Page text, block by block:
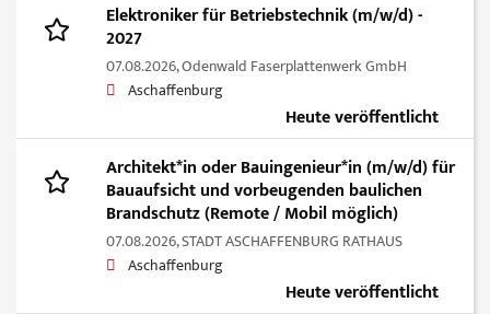
Elektroniker für Betriebstechnik (m/w/d) -
2027
07.08.2026,Odenwald Faserplattenwerk GmbH
Aschaffenburg
Heute veröffentlicht
Architekt*in oder Bauingenieur*in (m/w/d) für
Bauaufsicht und vorbeugenden baulichen
Brandschutz (Remote / Mobil möglich)
07.08.2026,STADT ASCHAFFENBURG RATHAUS
Aschaffenburg
Heute veröffentlicht